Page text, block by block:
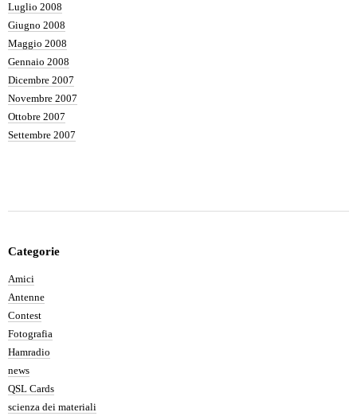
Luglio 2008
Giugno 2008
Maggio 2008
Gennaio 2008
Dicembre 2007
Novembre 2007
Ottobre 2007
Settembre 2007
Categorie
Amici
Antenne
Contest
Fotografia
Hamradio
news
QSL Cards
scienza dei materiali